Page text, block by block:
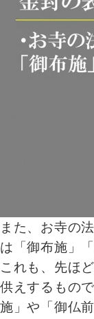
また、お寺の
は「御布施」
これも、先ほ
供えするもの
施」や「御仏